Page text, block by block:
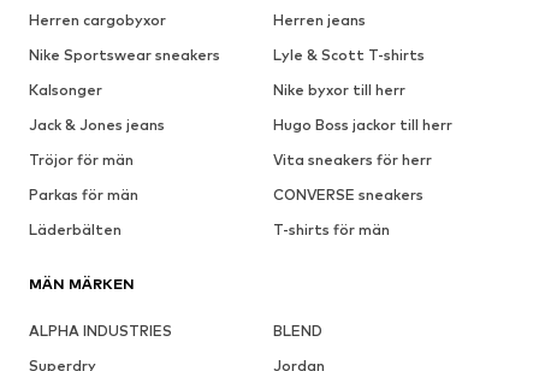
Herren cargobyxor
Herren jeans
Nike Sportswear sneakers
Lyle & Scott T-shirts
Kalsonger
Nike byxor till herr
Jack & Jones jeans
Hugo Boss jackor till herr
Tröjor för män
Vita sneakers för herr
Parkas för män
CONVERSE sneakers
Läderbälten
T-shirts för män
MÄN MÄRKEN
ALPHA INDUSTRIES
BLEND
Superdry
Jordan